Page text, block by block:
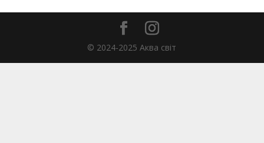
© 2024-2025 Аква світ